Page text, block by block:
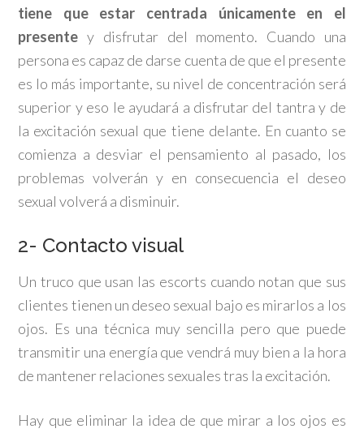
tiene que estar centrada únicamente en el
presente y disfrutar del momento. Cuando una
persona es capaz de darse cuenta de que el presente
es lo más importante, su nivel de concentración será
superior y eso le ayudará a disfrutar del tantra y de
la excitación sexual que tiene delante. En cuanto se
comienza a desviar el pensamiento al pasado, los
problemas volverán y en consecuencia el deseo
sexual volverá a disminuir.
2- Contacto visual
Un truco que usan las escorts cuando notan que sus
clientes tienen un deseo sexual bajo es mirarlos a los
ojos. Es una técnica muy sencilla pero que puede
transmitir una energía que vendrá muy bien a la hora
de mantener relaciones sexuales tras la excitación.
Hay que eliminar la idea de que mirar a los ojos es